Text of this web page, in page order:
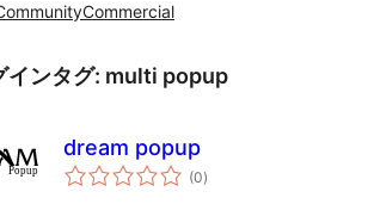
Commercial
インタグ: multi popup
dream popup
(0個
の)